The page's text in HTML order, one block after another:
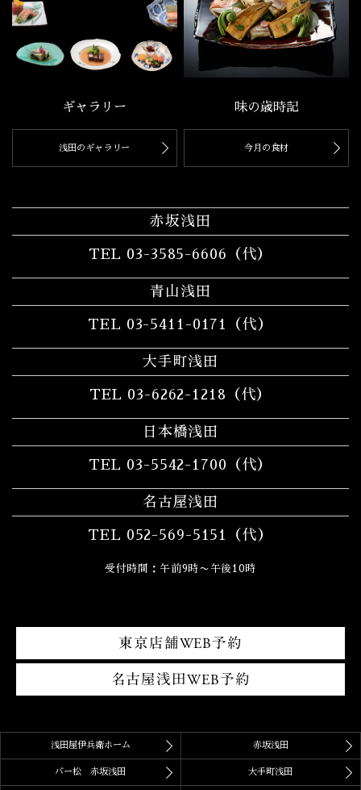
ギャラリー
浅田のギャラリー
味の歳時記
今月の食材
赤坂浅田
TEL 03-3585-6606 （代）
青山浅田
TEL 03-5411-0171（代）
大手町浅田
TEL 03-6262-1218（代）
日本橋浅田
TEL 03-5542-1700（代）
名古屋浅田
TEL 052-569-5151（代）
受付時間：午前9時〜午後10時
東京店舗WEB予約
名古屋浅田WEB予約
浅田屋伊兵衛ホーム 赤坂浅田
バー松 赤坂浅田 大手町浅田